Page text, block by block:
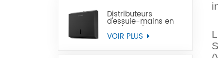
Distributeurs
d'essuie-mains en
papier noir
commercial en acier
VOIR PLUS